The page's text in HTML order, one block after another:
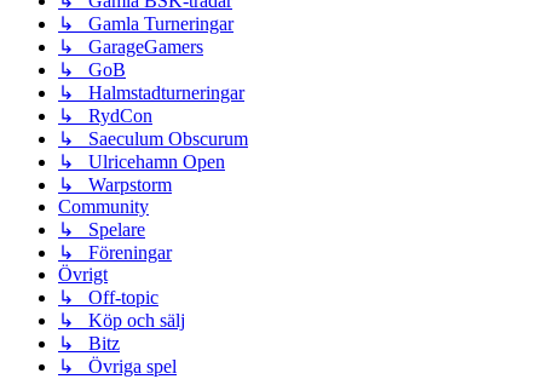
↳ Gamla Turneringar
↳ GarageGamers
↳ GoB
↳ Halmstadturneringar
↳ RydCon
↳ Saeculum Obscurum
↳ Ulricehamn Open
↳ Warpstorm
Community
↳ Spelare
↳ Föreningar
Övrigt
↳ Off-topic
↳ Köp och sälj
↳ Bitz
↳ Övriga spel